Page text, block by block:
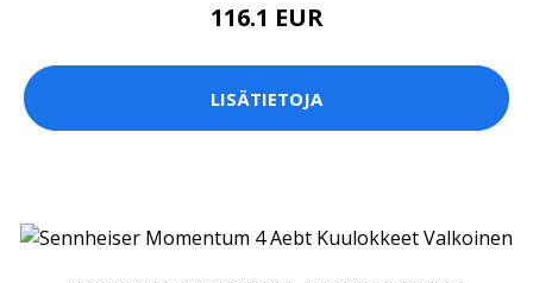
116.1 EUR
LISÄTIETOJA